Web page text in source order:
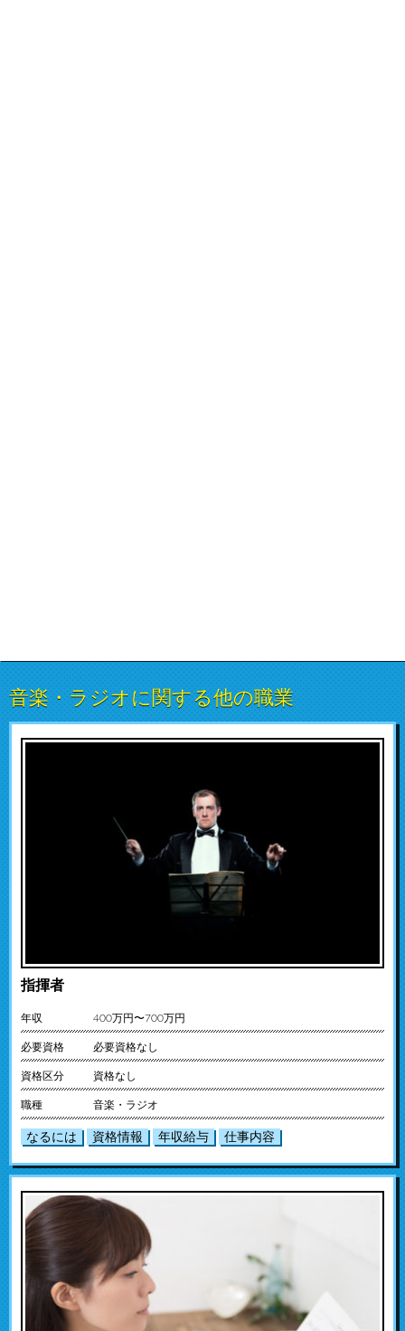
音楽・ラジオに関する他の職業
指揮者
年収 400万円〜700万円
必要資格 必要資格なし
資格区分 資格なし
職種 音楽・ラジオ
なるには 資格情報 年収給与 仕事内容